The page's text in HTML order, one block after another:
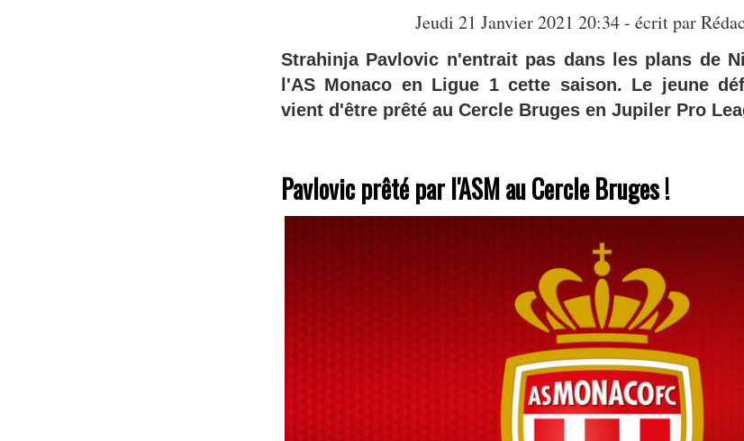
Jeudi 21 Janvier 2021 20:34 - écrit par
Strahinja Pavlovic n'entrait pas dans les plans de
l'AS Monaco en Ligue 1 cette saison. Le jeune
vient d'être prêté au Cercle Bruges en Jupiler Pro
Pavlovic prêté par l'ASM au Cercle Bruges !